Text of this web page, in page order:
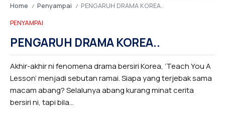
Home / Penyampai / PENGARUH DRAMA KOREA..
PENYAMPAI
PENGARUH DRAMA KOREA..
Akhir-akhir ni fenomena drama bersiri Korea, ‘Teach You A
Lesson’ menjadi sebutan ramai. Siapa yang terjebak sama
macam abang? Selalunya abang kurang minat cerita
bersiri ni, tapi bila...